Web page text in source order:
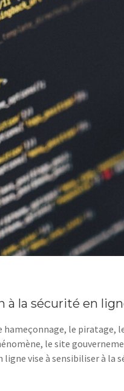
à la sécurité en
le piratage,
le site
ligne vise à sensibiliser à